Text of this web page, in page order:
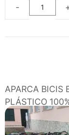
APARCA BICIS
PLÁSTICO